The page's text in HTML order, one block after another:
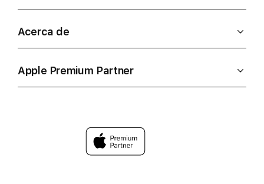
Acerca de
Apple Premium Partner